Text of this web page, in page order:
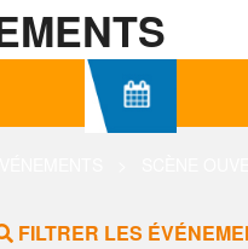
FILTRER LES